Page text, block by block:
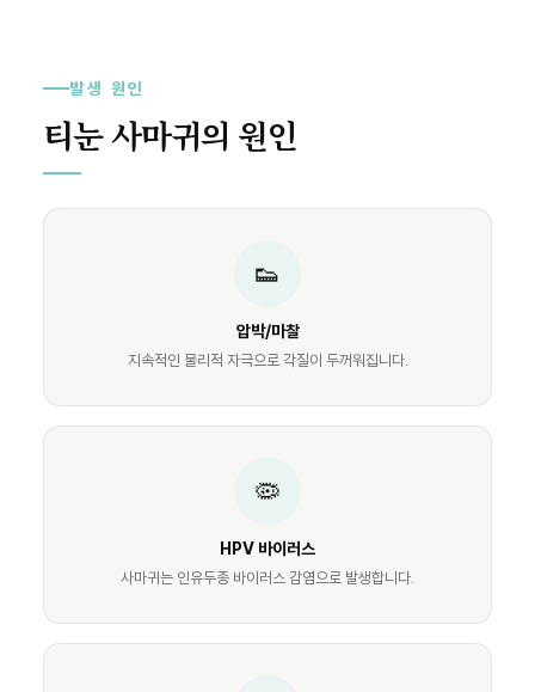
발생 원인
티눈 사마귀의 원인
👟
압박/마찰
지속적인 물리적 자극으로 각질이 두꺼워집니다.
🦠
HPV 바이러스
사마귀는 인유두종 바이러스 감염으로 발생합니다.